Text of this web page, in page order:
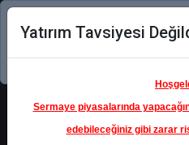
Şimdi
Yatırım Tavsiyesi
Sermaye piyasalarında
edebileceğiniz gibi zarar